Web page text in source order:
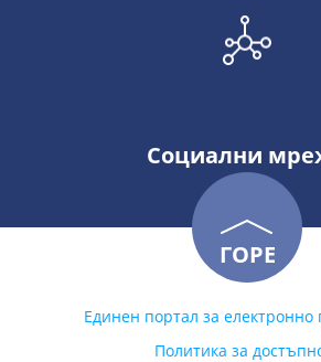
Социални
ГОРЕ
Единен портал за електронно
Политика за